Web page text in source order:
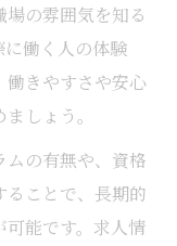
タル求人を探
選びの秘訣
タル職選び
職場選択法
極めるポイン
の雰囲気を知る
に働く人の体験
働きやすさや安心
しょう。
の有無や、資格
ことで、長期的
能です。求人情